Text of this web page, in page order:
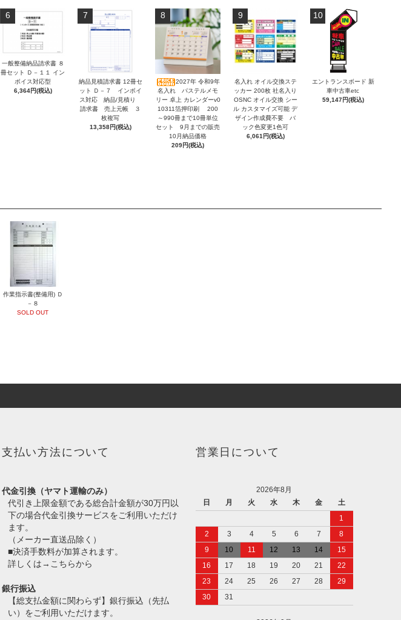
6
一般整備納品請求書 ８
冊セット Ｄ－１１ イン
ボイス対応型
6,364円(税込)
7
納品見積請求書 12冊セ
ット Ｄ－７ インボイ
ス対応 納品/見積り
請求書 売上元帳 ３
枚複写
13,358円(税込)
8
2027年 令和9年
名入れ パステルメモ
リー 卓上 カレンダーv0
10311箔押印刷 200
～990冊まで10冊単位
セット 9月までの販売
10月納品価格
209円(税込)
9
名入れ オイル交換ステ
ッカー 200枚 社名入り
OSNC オイル交換 シー
ル カスタマイズ可能 デ
ザイン作成費不要 バ
ック色変更1色可
6,061円(税込)
10
エントランスボード 新
車中古車etc
59,147円(税込)
作業指示書(整備用) Ｄ
－８
SOLD OUT
支払い方法について
代金引換（ヤマト運輸のみ）
代引き上限金額である総合計金額が30万円以
下の場合代金引換サービスをご利用いただけ
ます。
（メーカー直送品除く）
■決済手数料が加算されます。
詳しくは→ こちらから
銀行振込
【総支払金額に関わらず】銀行振込（先払
い）をご利用いただけます。
営業日について
2026年8月
日
月 火 水 木 金
土
1
2
3 4 5 6 7
8
9
10 11 12 13 14
15
16
17 18 19 20 21
22
23
24 25 26 27 28
29
30
31